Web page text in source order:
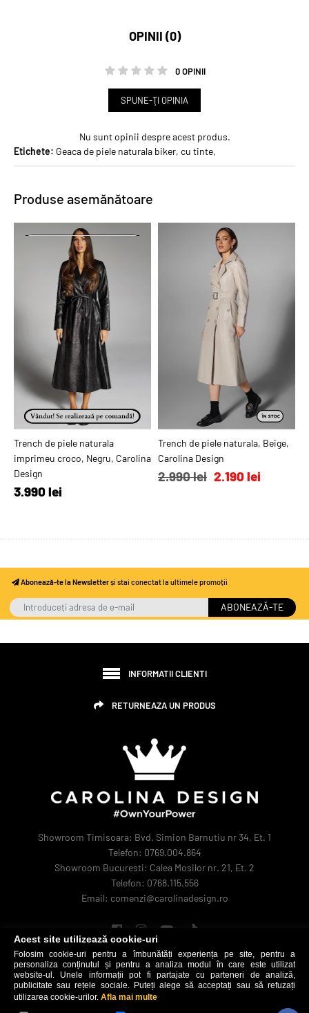
OPINII (0)
0 OPINII
SPUNE-ŢI OPINIA
Nu sunt opinii despre acest produs.
Etichete: Geaca de piele naturala biker, cu tinte,
Produse asemănătoare
ADAUGĂ ÎN COŞ
Trench de piele naturala
imprimeu croco, Negru, Carolina
Design
3.990 lei
ADAUGĂ ÎN COŞ
Trench de piele naturala, Beige,
Carolina Design
2.990 lei 2.190 lei
Acest site utilizează cookie-uri
Folosim cookie-uri pentru a îmbunătăți experiența pe site, pentru a
personaliza conținutul și pentru a analiza modul în care este utilizat
website-ul. Unele informații pot fi partajate cu parteneri de analiză,
publicitate sau rețele sociale. Puteți alege să acceptați sau să refuzați
utilizarea cookie-urilor. Afla mai multe
Abonează-te la Newsletterși stai conectat la ultimele promoții
ABONEAZĂ-TE
INFORMATII CLIENTI
RETURNEAZA UN PRODUS
Showroom Timisoara: Bvd. Simion Barnutiu nr 34, Et. 1
Telefon: 0769.004.864
Showroom Bucuresti: Calea Mosilor nr. 21, Et. 2
Telefon: 0768.115.556
Email: comenzi@carolinadesign.ro